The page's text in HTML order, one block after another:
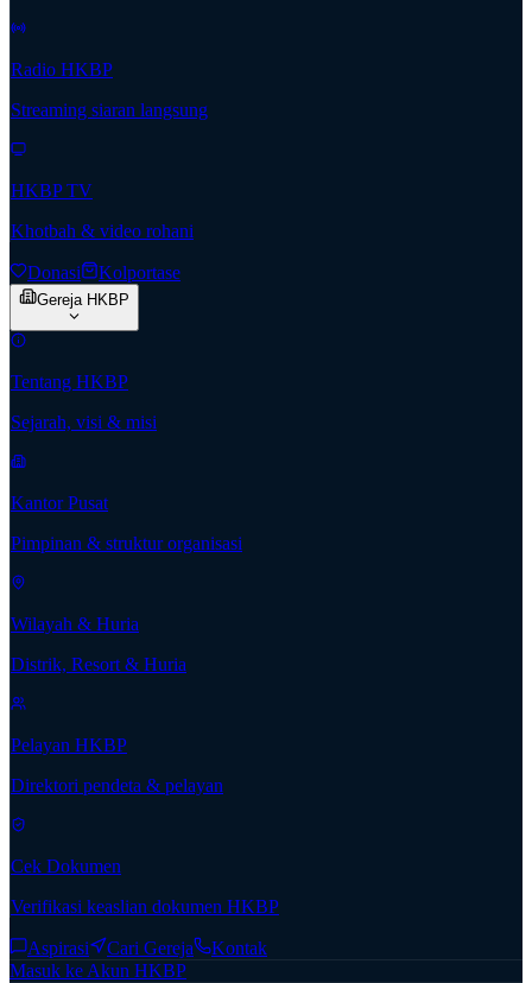
Radio HKBP
Streaming siaran langsung
HKBP TV
Khotbah & video rohani
Donasi Kolportase
Gereja HKBP
Tentang HKBP
Sejarah, visi & misi
Kantor Pusat
Pimpinan & struktur organisasi
Wilayah & Huria
Distrik, Resort & Huria
Pelayan HKBP
Direktori pendeta & pelayan
Cek Dokumen
Verifikasi keaslian dokumen HKBP
Aspirasi Cari Gereja
Kontak
Masuk ke Akun HKBP